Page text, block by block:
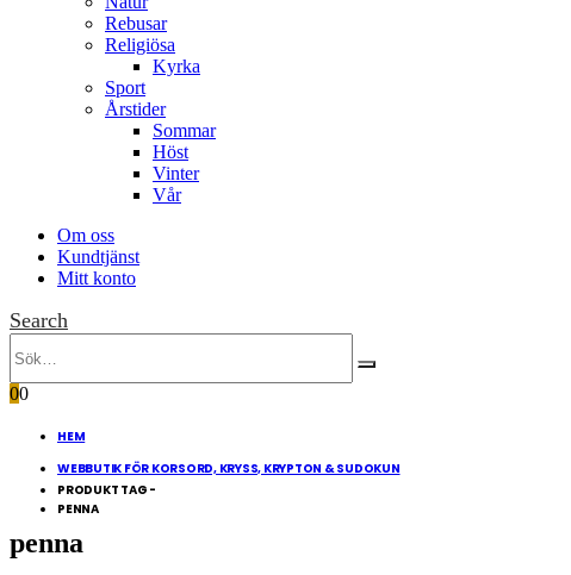
Rebusar
Religiösa
Kyrka
Sport
Årstider
Sommar
Höst
Vinter
Vår
Om oss
Kundtjänst
Mitt konto
Search
00
HEM
WEBBUTIK FÖR KORSORD, KRYSS, KRYPTON & SUDOKUN
PRODUKT TAG -
PENNA
penna